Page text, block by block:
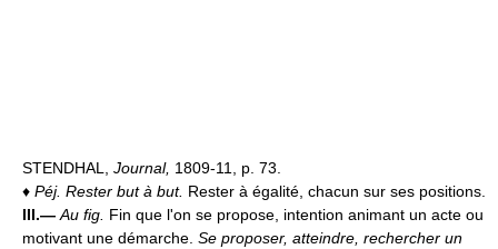
STENDHAL, Journal, 1809-11, p. 73.
♦ Péj. Rester but à but. Rester à égalité, chacun sur ses positions.
III.— Au fig. Fin que l'on se propose, intention animant un acte ou
motivant une démarche. Se proposer, atteindre, rechercher un